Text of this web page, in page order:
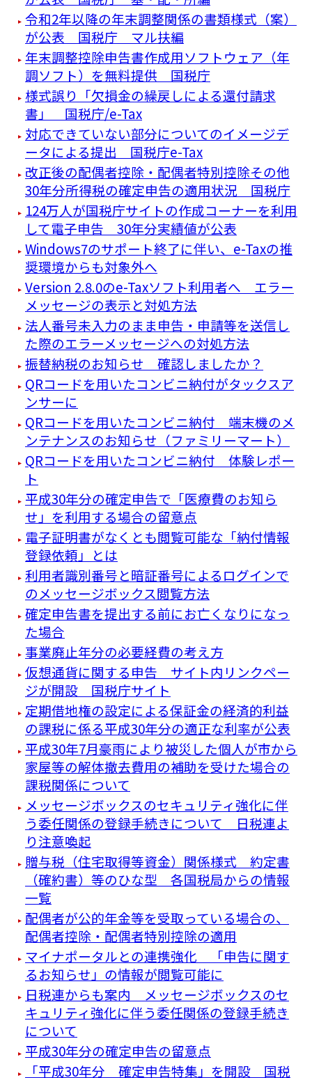
令和2年以降の年末調整関係の書類様式（案）
が公表 国税庁 マル扶編
年末調整控除申告書作成用ソフトウェア（年
調ソフト）を無料提供 国税庁
様式誤り「欠損金の繰戻しによる還付請求
書」 国税庁/e-Tax
対応できていない部分についてのイメージデ
ータによる提出 国税庁e-Tax
改正後の配偶者控除・配偶者特別控除その他
30年分所得税の確定申告の適用状況 国税庁
124万人が国税庁サイトの作成コーナーを利用
して電子申告 30年分実績値が公表
Windows7のサポート終了に伴い、e-Taxの推
奨環境からも対象外へ
Version 2.8.0のe-Taxソフト利用者へ エラー
メッセージの表示と対処方法
法人番号未入力のまま申告・申請等を送信し
た際のエラーメッセージへの対処方法
振替納税のお知らせ 確認しましたか？
QRコードを用いたコンビニ納付がタックスア
ンサーに
QRコードを用いたコンビニ納付 端末機のメ
ンテナンスのお知らせ（ファミリーマート）
QRコードを用いたコンビニ納付 体験レポー
ト
平成30年分の確定申告で「医療費のお知ら
せ」を利用する場合の留意点
電子証明書がなくとも閲覧可能な「納付情報
登録依頼」とは
利用者識別番号と暗証番号によるログインで
のメッセージボックス閲覧方法
確定申告書を提出する前にお亡くなりになっ
た場合
事業廃止年分の必要経費の考え方
仮想通貨に関する申告 サイト内リンクペー
ジが開設 国税庁サイト
定期借地権の設定による保証金の経済的利益
の課税に係る平成30年分の適正な利率が公表
平成30年7月豪雨により被災した個人が市から
家屋等の解体撤去費用の補助を受けた場合の
課税関係について
メッセージボックスのセキュリティ強化に伴
う委任関係の登録手続きについて 日税連よ
り注意喚起
贈与税（住宅取得等資金）関係様式 約定書
（確約書）等のひな型 各国税局からの情報
一覧
配偶者が公的年金等を受取っている場合の、
配偶者控除・配偶者特別控除の適用
マイナポータルとの連携強化 「申告に関す
るお知らせ」の情報が閲覧可能に
日税連からも案内 メッセージボックスのセ
キュリティ強化に伴う委任関係の登録手続き
について
平成30年分の確定申告の留意点
「平成30年分 確定申告特集」を開設 国税